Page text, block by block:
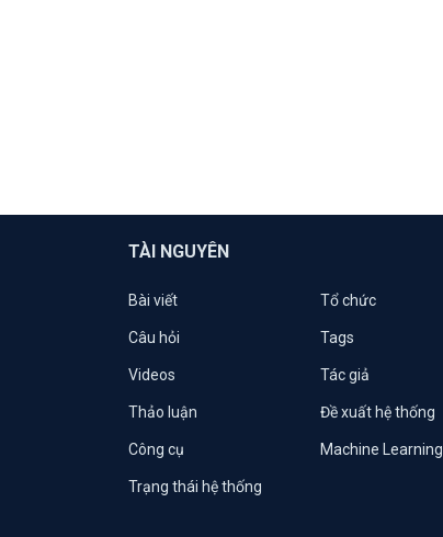
TÀI NGUYÊN
Bài viết Tổ chức
Câu hỏi Tags
Videos Tác giả
Thảo luận Đề xuất hệ thống
Công cụ Machine Learning
Trạng thái hệ thống